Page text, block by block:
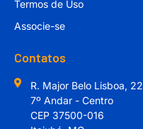
Termos de Uso
Associe-se
Contatos
R. Major Belo Lisboa, 22
7º Andar - Centro
CEP 37500-016